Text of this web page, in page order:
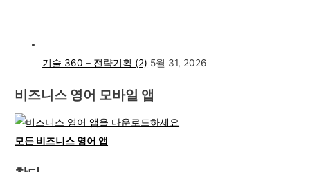
기술 360 – 전략기획 (2) 5월 31, 2026
비즈니스 영어 모바일 앱
모든 비즈니스 영어 앱